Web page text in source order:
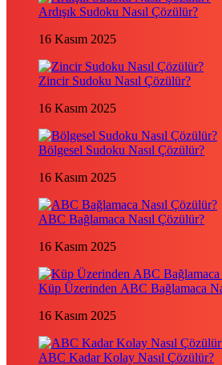
Ardışık Sudoku Nasıl Çözülür?
16 Kasım 2025
Zincir Sudoku Nasıl Çözülür?
16 Kasım 2025
Bölgesel Sudoku Nasıl Çözülür?
16 Kasım 2025
ABC Bağlamaca Nasıl Çözülür?
16 Kasım 2025
Küp Üzerinden ABC Bağlamaca
16 Kasım 2025
ABC Kadar Kolay Nasıl Çözülür?